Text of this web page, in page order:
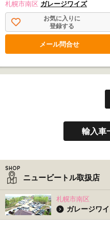
札幌市南区 ガレージワイズ
お気に入りに
登録する
メール問合せ
輸入車
ニュービートル取扱店
札幌市南区
ガレージワ